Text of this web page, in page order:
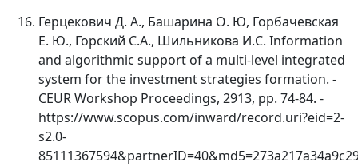
Герцекович Д. А., Башарина О. Ю, Горбачевская
Е. Ю., Горский С.А., Шильникова И.С. Information
and algorithmic support of a multi-level integrated
system for the investment strategies formation. -
CEUR Workshop Proceedings, 2913, pp. 74-84. -
https://www.scopus.com/inward/record.uri?eid=2-
s2.0-